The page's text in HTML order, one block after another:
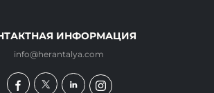
ИНФОРМАЦИЯ
info@herantalya.com